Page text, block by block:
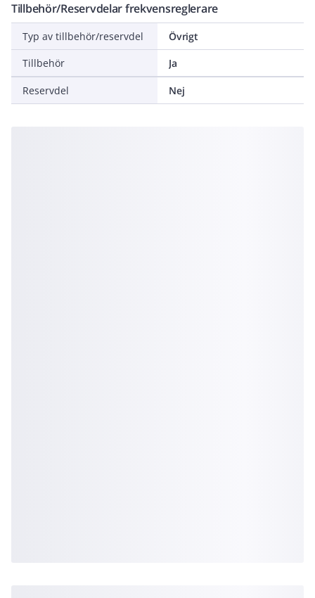
Tillbehör/Reservdelar frekvensreglerare
Typ av tillbehör/reservdel
Övrigt
Tillbehör
Ja
Reservdel Nej